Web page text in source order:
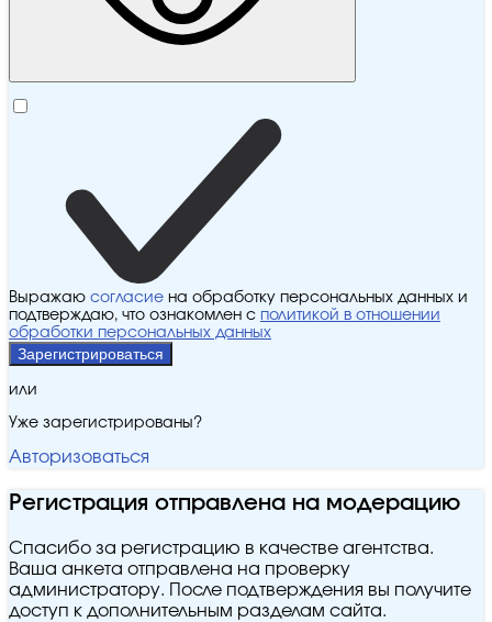
Выражаю согласие на обработку персональных данных и
подтверждаю, что ознакомлен с политикой в отношении
обработки персональных данных
Зарегистрироваться
или
Уже зарегистрированы?
Авторизоваться
Регистрация отправлена на модерацию
Спасибо за регистрацию в качестве агентства.
Ваша анкета отправлена на проверку
администратору. После подтверждения вы получите
доступ к дополнительным разделам сайта.